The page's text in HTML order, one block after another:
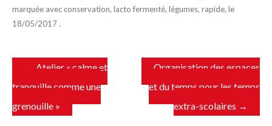
marquée avec conservation, lacto fermenté, légumes, rapide, le
18/05/2017.
Navigation
des
←
Atelier « calme et
tranquille comme une
grenouille »
Organisation des espaces
et du temps pour les temps
extra-scolaires →